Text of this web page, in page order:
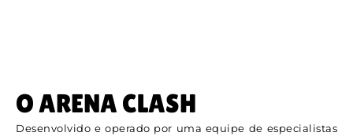
O ARENA CLASH
Desenvolvido e operado por uma equipe de especialistas